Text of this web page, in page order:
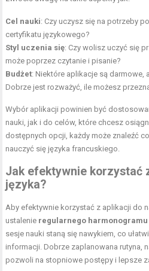
Cel nauki: Czy uczysz się na potrzeby
certyfikatu językowego?
Styl uczenia się: Czy wolisz uczyć się
może poprzez czytanie i pisanie?
Budżet: Niektóre aplikacje są darmowe,
Dobrze jest rozważyć, ile możesz
Wybór aplikacji powinien być
nauki, jak i do celów, które chcesz
dostępnych opcji, każdy może znaleźć
nauczyć się języka francuskiego.
Jak efektywnie korzystać
języka?
Aby efektywnie korzystać z aplikacji do
ustalenie regularnego harmonogramu
sesje nauki staną się nawykiem, co
informacji. Dobrze zaplanowana rutyna,
pozwoli na stopniowe postępy i lepsze